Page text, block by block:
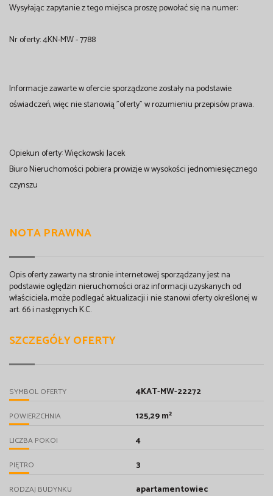
Wysyłając zapytanie z tego miejsca proszę powołać się na numer:
Nr oferty: 4KN-MW - 7788
Informacje zawarte w ofercie sporządzone zostały na podstawie
oświadczeń, więc nie stanowią "oferty" w rozumieniu przepisów prawa.
Opiekun oferty: Więckowski Jacek
Biuro Nieruchomości pobiera prowizje w wysokości jednomiesięcznego
czynszu
NOTA PRAWNA
Opis oferty zawarty na stronie internetowej sporządzany jest na
podstawie oględzin nieruchomości oraz informacji uzyskanych od
właściciela, może podlegać aktualizacji i nie stanowi oferty określonej w
art. 66 i następnych K.C.
SZCZEGÓŁY OFERTY
SYMBOL OFERTY 4KAT-MW-22272
POWIERZCHNIA 125,29 m²
LICZBA POKOI 4
PIĘTRO 3
RODZAJ BUDYNKU apartamentowiec